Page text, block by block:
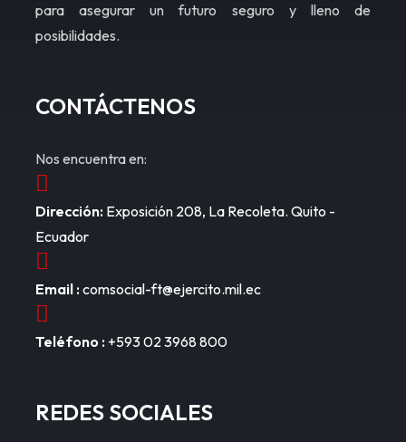
para asegurar un futuro seguro y lleno de
posibilidades.
CONTÁCTENOS
Nos encuentra en:
Dirección: Exposición 208, La Recoleta. Quito -
Ecuador
Email : comsocial-ft@ejercito.mil.ec
Teléfono : +593 02 3968 800
REDES SOCIALES